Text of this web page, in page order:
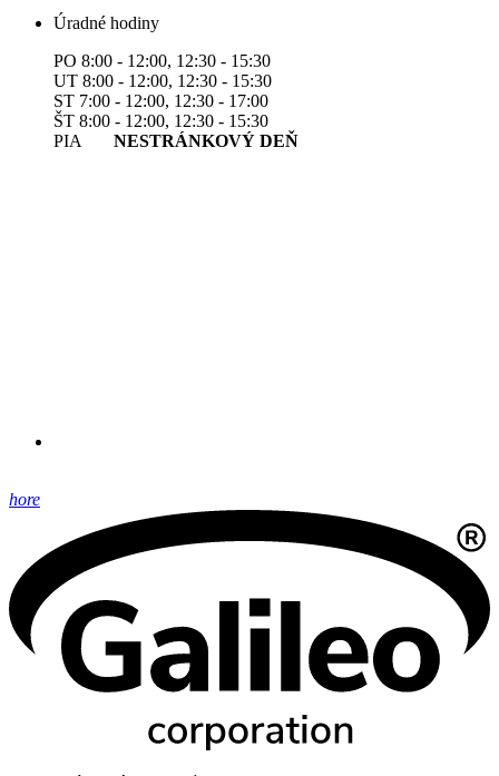
Úradné hodiny
PO 8:00 - 12:00, 12:30 - 15:30
UT 8:00 - 12:00, 12:30 - 15:30
ST 7:00 - 12:00, 12:30 - 17:00
ŠT 8:00 - 12:00, 12:30 - 15:30
PIA NESTRÁNKOVÝ DEŇ
hore